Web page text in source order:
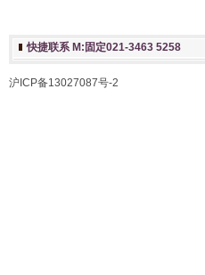
快捷联系 M:固定021-3463 5258
沪ICP备13027087号-2